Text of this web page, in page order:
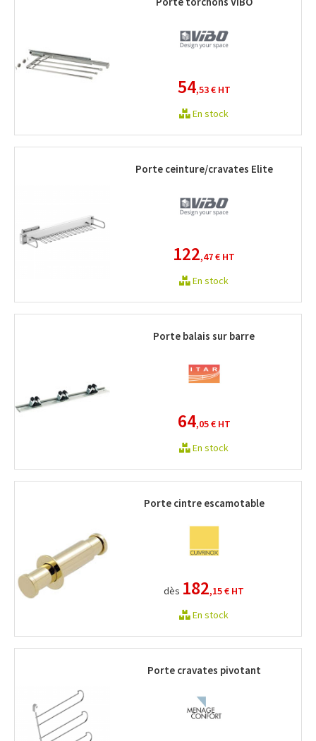
54,53 €HT
En stock
Porte ceinture/cravates Elite
122,47 € HT
En stock
Porte balais sur barre
64,05 €HT
En stock
Porte cintre escamotable
dès 182,15 € HT
En stock
Porte cravates pivotant